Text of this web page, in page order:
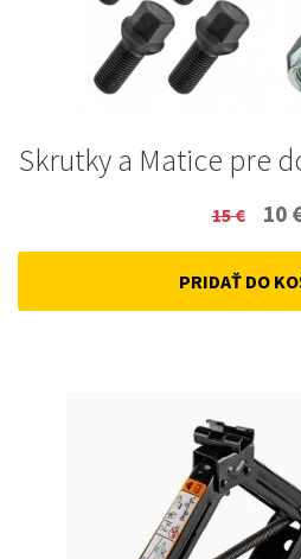
Skrutky a Matice pre
15€
price
was:
10
PRIDAŤ DO